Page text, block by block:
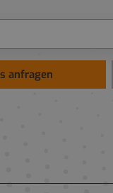
anfragen